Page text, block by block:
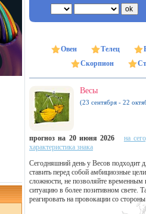
Овен Телец
Скорпион
Весы
(23 сентября - 22
прогноз на 20 июня 2026
на
характеристика знака
Сегодняшний день у Весов подходит
ставить перед собой амбициозные
сложности, не позволяйте временным
ситуацию в более позитивном свете.
реагировать на провокации со